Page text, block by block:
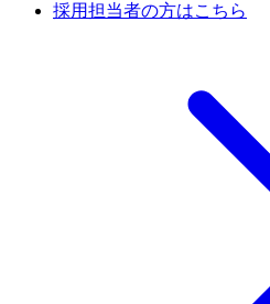
採用担当者の方はこちら